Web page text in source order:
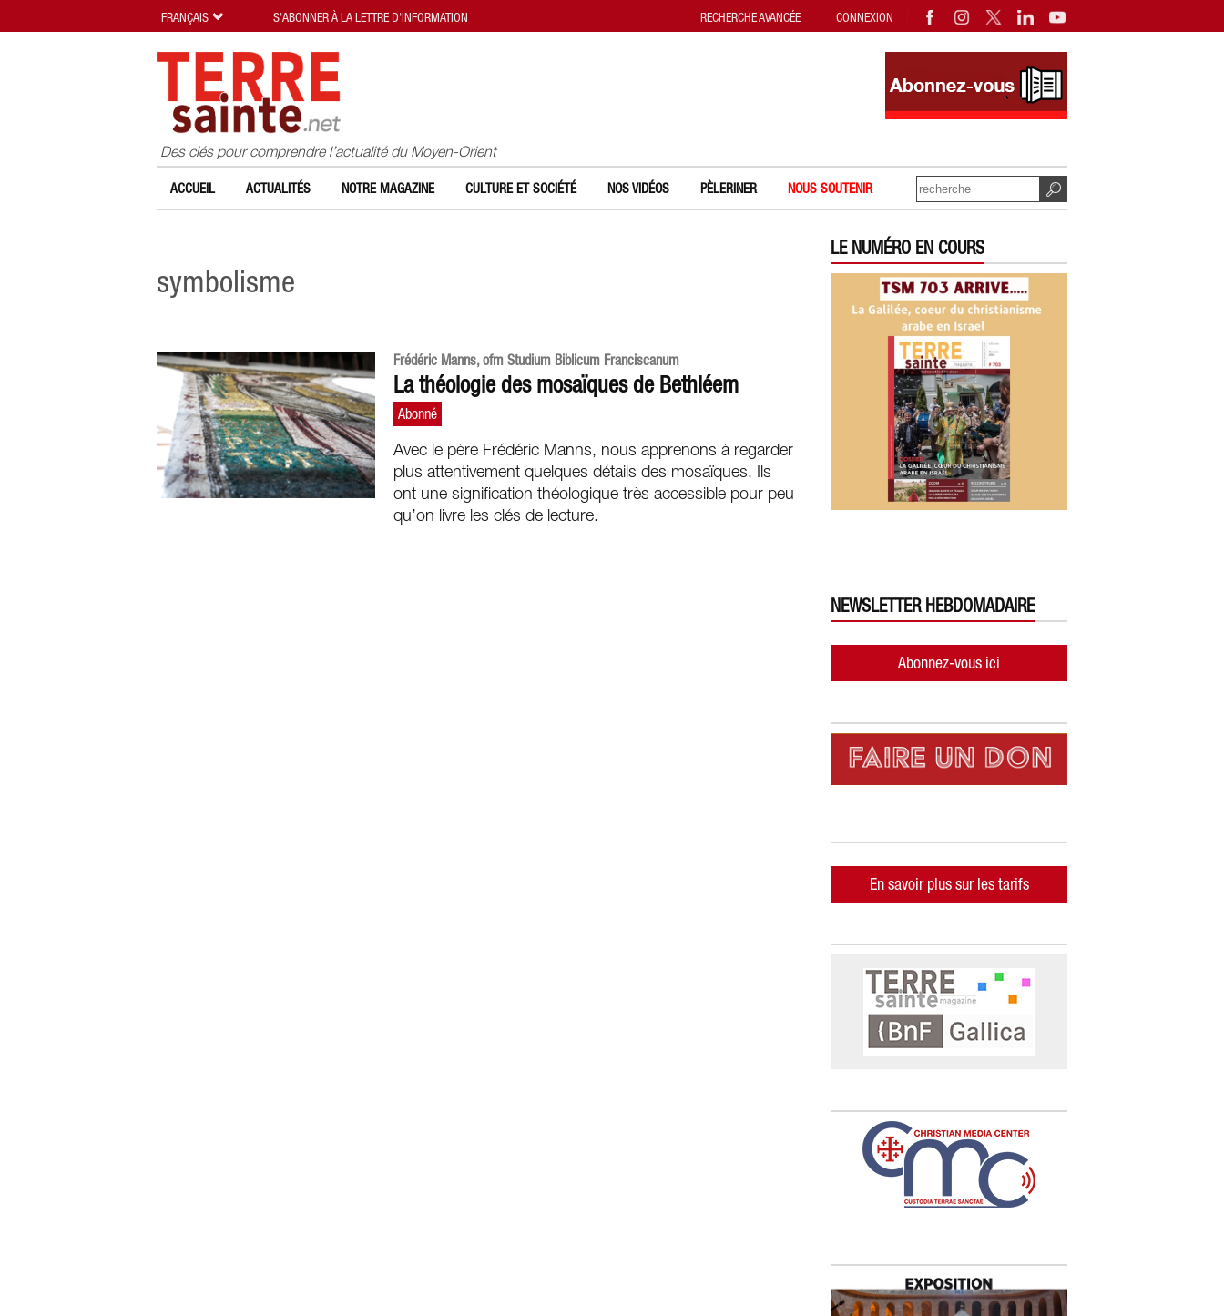
Des clés pour comprendre l’actualité du Moyen-Orient
ACCUEIL ACTUALITÉS NOTRE MAGAZINE CULTURE ET SOCIÉTÉ NOS VIDÉOS PÈLERINER NOUS SOUTENIR
symbolisme
Frédéric Manns, ofm Studium Biblicum Franciscanum
La théologie des mosaïques de Bethléem
Avec le père Frédéric Manns, nous apprenons à regarder
plus attentivement quelques détails des mosaïques. Ils
ont une signification théologique très accessible pour peu
qu’on livre les clés de lecture.
LE NUMÉRO EN COURS
NEWSLETTER HEBDOMADAIRE
Abonnez-vous ici
En savoir plus sur les tarifs
RECHERCHE AVANCÉE CONNEXION
FRANÇAIS S'ABONNER À LA LETTRE D'INFORMATION